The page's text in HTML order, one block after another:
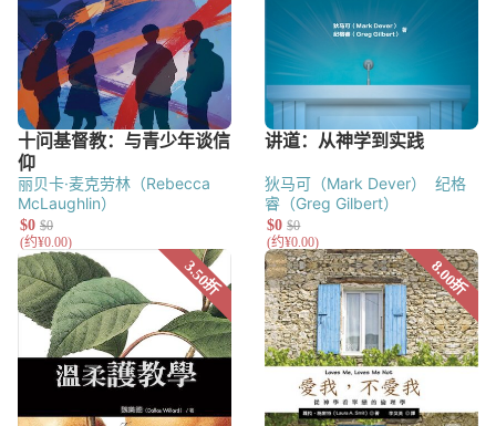
（Andrew Louth）
埃里克‧希
恩（Erik M. Heen）
雷 （Philip D. W. Krey）
文‧麦金尼恩（Steven A.
McKinion） 马可‧艾略特
（Mark W. Elliott） 迪恩·温特
（Dean O. Wenthe）（主
编） 约珥·埃洛斯基（Joel C.
蒙尼特（Manlio Simonetti）
马可‧康提（Marco Conti）
翰‧R‧弗兰克（John R.
Franke） 小贾斯特（Arthur
A. Just Jr.） 克理斯托弗‧霍尔
（Christopher A. Hall） 罗伯
特‧赖特（J. Robert Wright）
克雷格‧布莱辛（Craig A.
Blaising） 卡门‧哈丁
（Carmen S. Hardin） 威廉·
温理克（William C.
Weinrich）
丽贝卡·麦克劳林（Rebecca
McLaughlin）
狄马可（Mark Dever）
纪格
睿（Greg Gilbert）